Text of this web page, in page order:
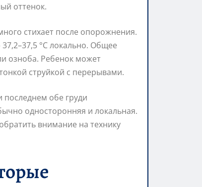
оттенок.
стихает после опорожнения.
°C локально. Общее
озноба. Ребенок может
струйкой с перерывами.
последнем обе груди
односторонняя и локальная.
внимание на технику